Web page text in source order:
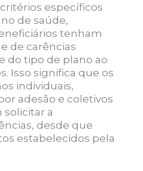
específicos
de saúde,
tenham
de carências
tipo de plano ao
Isso significa que os
individuais,
adesão e coletivos
a
desde que
estabelecidos pela